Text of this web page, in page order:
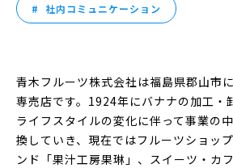
社内コミュニケーション
青木フルーツ株式会社は福島県郡山市
専売店です。1924年にバナナの加工・
ライフスタイルの変化に伴って事業の
換していき、現在ではフルーツショッ
ンド「果汁工房果琳」、スイーツ・カ